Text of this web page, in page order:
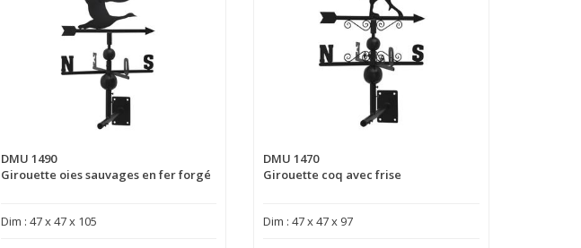
DMU 1490
Girouette oies sauvages en fer forgé
Dim : 47 x 47 x 105
DMU 1470
Girouette coq avec frise
Dim : 47 x 47 x 97